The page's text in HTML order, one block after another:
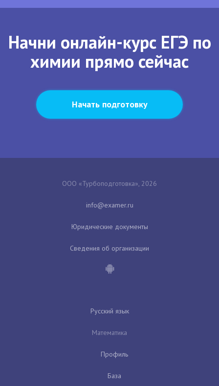
Начни онлайн-курс ЕГЭ по
химии прямо сейчас
Начать подготовку
ООО «Турбоподготовка», 2026
Юридические документы
Сведения об организации
Русский язык
Математика
Профиль
База